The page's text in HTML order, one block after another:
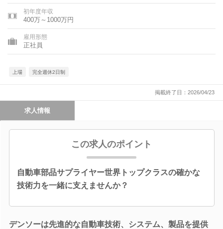
初年度年収
400万～1000万円
雇用形態
正社員
上場 完全週休2日制
掲載終了日：2026/04/23
求人情報
この求人のポイント
自動車部品サプライヤー世界トップクラスの確かな
技術力を一緒に支えませんか？
デンソーは先進的な自動車技術、システム、製品を提供